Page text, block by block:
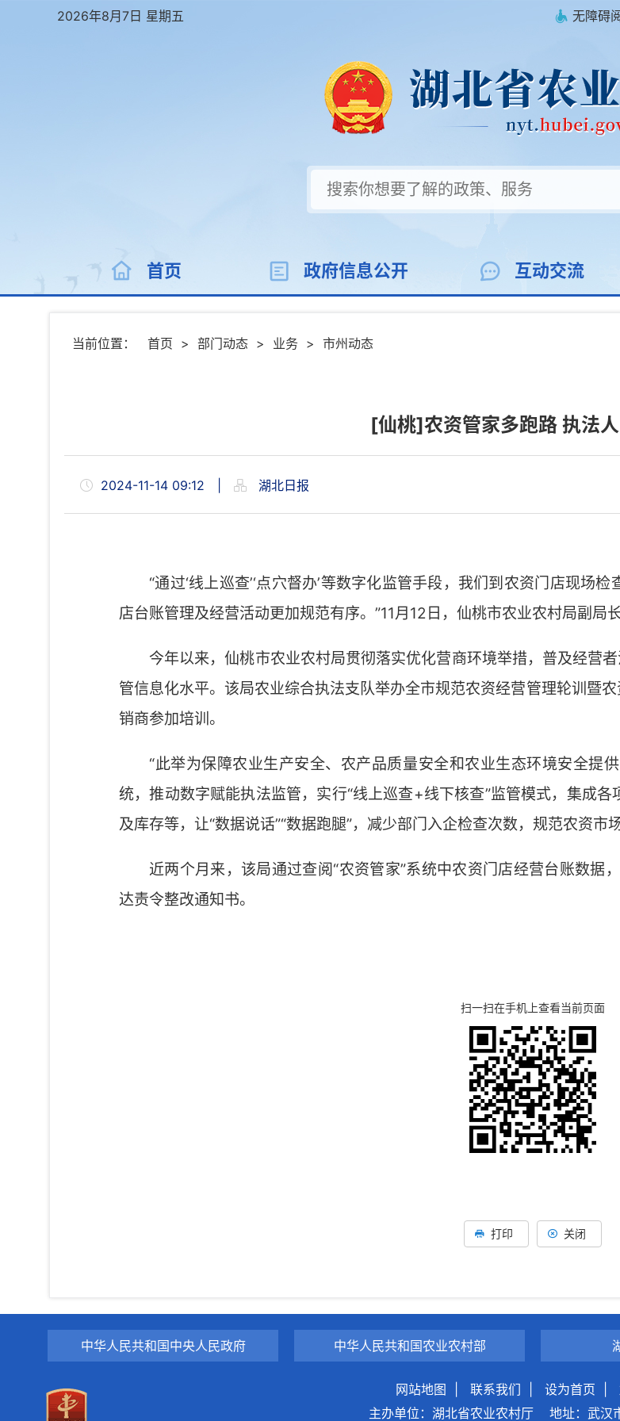
2026年8月7日 星期五 无障碍
首页 政府信息公开 互动交流
当前位置： 首页 > 部门动态 > 业务 > 市州动态
[仙桃]农资管家多跑路 执法
2024-11-14 09:12 湖北日报
“通过‘线上巡查’‘点穴督办’等数字化监管手段，我们到农资门店现场
店台账管理及经营活动更加规范有序。”11月12日，仙桃市农业农村局副局长
今年以来，仙桃市农业农村局贯彻落实优化营商环境举措，普及经营
管信息化水平。该局农业综合执法支队举办全市规范农资经营管理轮训暨
销商参加培训。
“此举为保障农业生产安全、农产品质量安全和农业生态环境安全提
统，推动数字赋能执法监管，实行“线上巡查+线下核查”监管模式，集成
及库存等，让“数据说话”“数据跑腿”，减少部门入企检查次数，规范农资市
近两个月来，该局通过查阅“农资管家”系统中农资门店经营台账数
达责令整改通知书。
扫一扫在手机上查看当前页面
打印 关闭
中华人民共和国中央人民政府 中华人民共和国农业农村部
网站地图 联系我们 设为首页
主办单位：湖北省农业农村厅
地址：武汉